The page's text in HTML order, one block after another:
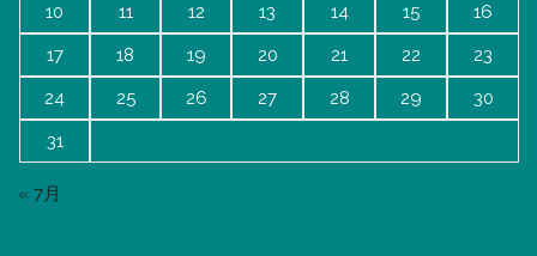
10
11 12 13 14 15
16
17
18 19 20 21 22
23
24
25 26 27 28 29
30
31
« 7月